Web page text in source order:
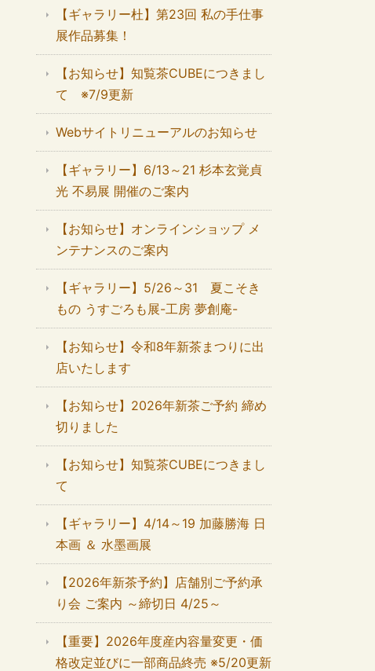
【ギャラリー杜】第23回 私の手仕事
展作品募集！
【お知らせ】知覧茶CUBEにつきまし
て ※7/9更新
Webサイトリニューアルのお知らせ
【ギャラリー】6/13～21 杉本玄覚貞
光 不易展 開催のご案内
【お知らせ】オンラインショップ メ
ンテナンスのご案内
【ギャラリー】5/26～31 夏こそき
もの うすごろも展-工房 夢創庵-
【お知らせ】令和8年新茶まつりに出
店いたします
【お知らせ】2026年新茶ご予約 締め
切りました
【お知らせ】知覧茶CUBEにつきまし
て
【ギャラリー】4/14～19 加藤勝海 日
本画 ＆ 水墨画展
【2026年新茶予約】店舗別ご予約承
り会 ご案内 ～締切日 4/25～
【重要】2026年度産内容量変更・価
格改定並びに一部商品終売 ※5/20更新